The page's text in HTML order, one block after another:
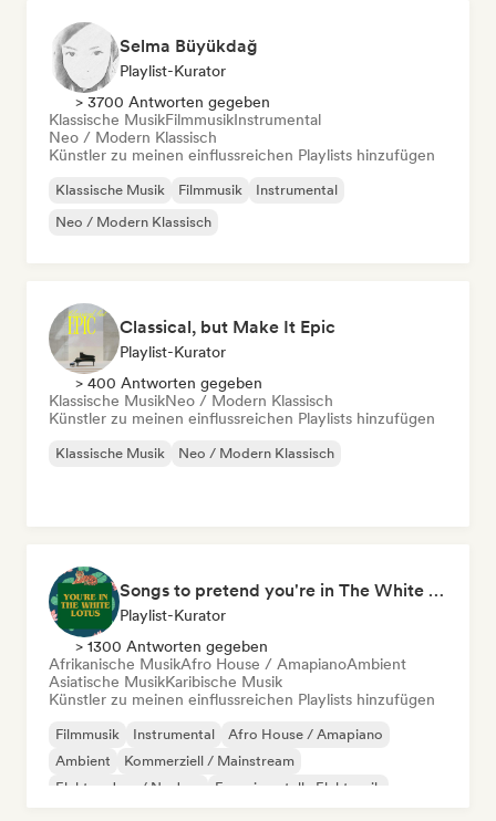
Selma Büyükdağ
Playlist-Kurator
> 3700 Antworten gegeben
Klassische MusikFilmmusikInstrumental
Neo / Modern Klassisch
Künstler zu meinen einflussreichen Playlists hinzufügen
Klassische Musik Filmmusik
Instrumental
Neo / Modern Klassisch
Classical, but Make It Epic
Playlist-Kurator
> 400 Antworten gegeben
Klassische MusikNeo / Modern Klassisch
Künstler zu meinen einflussreichen Playlists hinzufügen
Klassische Musik Neo / Modern Klassisch
Songs to pretend you're in The White Lotus
Playlist-Kurator
> 1300 Antworten gegeben
Afrikanische MusikAfro House / AmapianoAmbient
Asiatische MusikKaribische Musik
Künstler zu meinen einflussreichen Playlists hinzufügen
Filmmusik Instrumental
Afro House / Amapiano
Ambient
Kommerziell / Mainstream
Elektro-Jazz / Nu Jazz
Experimentelle Elektronik